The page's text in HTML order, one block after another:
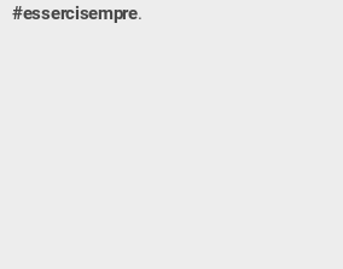
#essercisempre.